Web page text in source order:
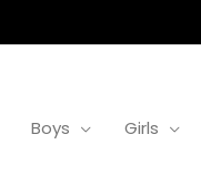
Boys Girls